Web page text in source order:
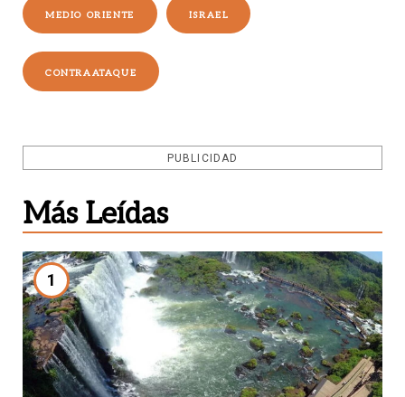
MEDIO ORIENTE ISRAEL
CONTRAATAQUE
PUBLICIDAD
Más Leídas
1